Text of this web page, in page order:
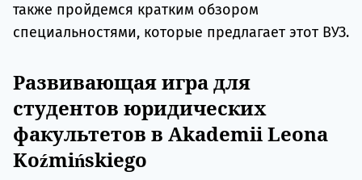
также пройдемся кратким обзором
специальностями, которые предлагает этот ВУЗ.
Развивающая игра для
студентов юридических
факультетов в Akademii Leona
Koźmińskiego